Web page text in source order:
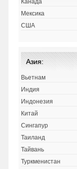
Мексика
США
Азия:
Вьетнам
Индия
Индонезия
Китай
Сингапур
Таиланд
Тайвань
Туркменистан